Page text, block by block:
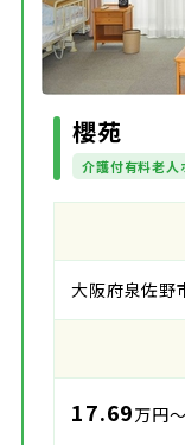
櫻苑
介護付有料老人
大阪府泉佐野
17.69万円～